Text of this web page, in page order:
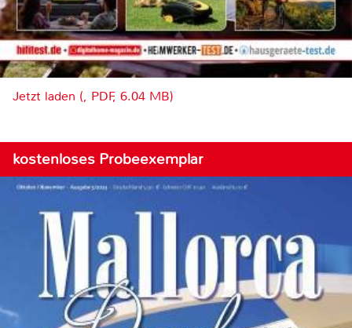
Jetzt laden (, PDF, 6.04 MB)
kostenloses Probeexemplar